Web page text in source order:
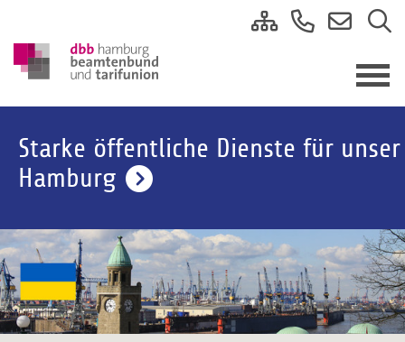
Starke öffentliche Dienste für unser
Hamburg